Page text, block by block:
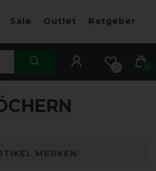
Sale Outlet Ratgeber
0 0
MERKEN